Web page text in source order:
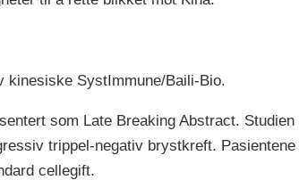
kinesiske SystImmune/Baili-Bio.
som Late Breaking Abstract.
trippel-negativ brystkreft. Pasientene
cellegift.